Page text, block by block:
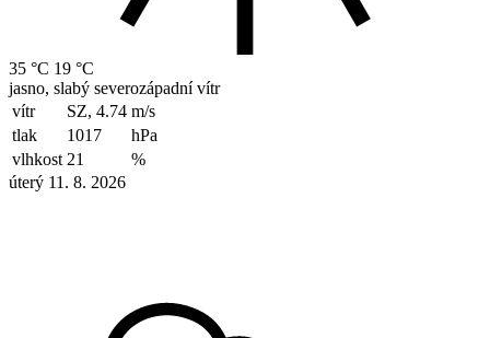
35 °C 19 °C
jasno, slabý severozápadní vítr
vítr
SZ, 4.74 m/s
tlak
1017
hPa
vlhkost 21
%
úterý 11. 8. 2026